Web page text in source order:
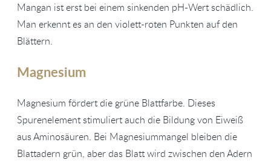
Mangan ist erst bei einem sinkenden pH-Wert schädlich.
Man erkennt es an den violett-roten Punkten auf den
Blättern.
Magnesium
Magnesium fördert die grüne Blattfarbe. Dieses
Spurenelement stimuliert auch die Bildung von Eiweiß
aus Aminosäuren. Bei Magnesiummangel bleiben die
Blattadern grün, aber das Blatt wird zwischen den Adern